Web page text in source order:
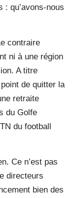
: qu’avons-nous
contraire
ni à une région
A titre
de quitter la
retraite
du Golfe
du football
Ce n’est pas
directeurs
bien des